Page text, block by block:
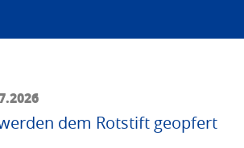
dem Rotstift geopfert